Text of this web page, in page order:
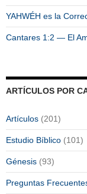
Cantares 1:2 — El
ARTÍCULOS POR
Artículos (201)
Estudio Bíblico (101)
Génesis (93)
Preguntas